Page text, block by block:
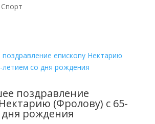
Спорт
поздравление
(Фролову) с 65-
рождения